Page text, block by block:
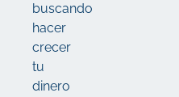
buscando
hacer
crecer
tu
dinero